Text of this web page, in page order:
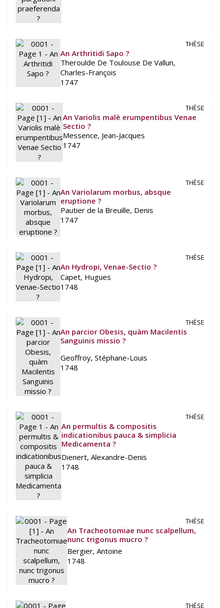
THÈSE
An Arthritidi Sapo ?
Theroulde De Toulouse De Vallun,
Charles-François
1747
THÈSE
An Variolis malè erumpentibus Venae
Sectio ?
Messence, Jean-Jacques
1747
THÈSE
An Variolarum morbus, absque
eruptione ?
Pautier de la Breuille, Denis
1747
THÈSE
An Hydropi, Venae-Sectio ?
Capet, Hugues
1748
THÈSE
An parcior Obesis, quàm Macilentis
Sanguinis missio ?
Geoffroy, Stéphane-Louis
1748
THÈSE
An permultis & compositis
indicationibus pauca & simplicia
Medicamenta ?
Dienert, Alexandre-Denis
1748
THÈSE
An Tracheotomiae nunc scalpellum,
nunc trigonus mucro ?
Bergier, Antoine
1748
THÈSE